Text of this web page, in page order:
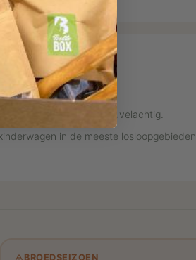
en bospaden. Deels heuvelachtig.
in de meeste losloopgebieden.
warning_amberBROEDSEIZOEN